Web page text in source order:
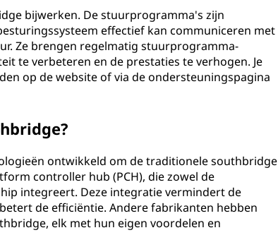
bijwerken. De stuurprogramma's zijn
effectief kan communiceren met
Ze brengen regelmatig stuurprogramma-
te verbeteren en de prestaties te verhogen. Je
op de website of via de ondersteuningspagina
ontwikkeld om de traditionele southbridge
controller hub (PCH), die zowel de
integreert. Deze integratie vermindert de
de efficiëntie. Andere fabrikanten hebben
elk met hun eigen voordelen en